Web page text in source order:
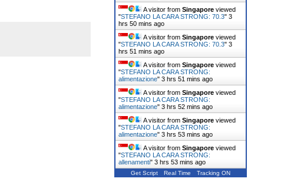
A visitor from Singapore viewed
"STEFANO LA CARA STRONG: 70.3" 3
hrs 50 mins ago
A visitor from Singapore viewed
"STEFANO LA CARA STRONG: 70.3" 3
hrs 51 mins ago
A visitor from Singapore viewed
"STEFANO LA CARA STRONG:
alimentazione" 3 hrs 51 mins ago
A visitor from Singapore viewed
"STEFANO LA CARA STRONG:
alimentazione" 3 hrs 52 mins ago
A visitor from Singapore viewed
"STEFANO LA CARA STRONG:
alimentazione" 3 hrs 53 mins ago
A visitor from Singapore viewed
"STEFANO LA CARA STRONG:
allenamenti" 3 hrs 53 mins ago
Get Script Real Time Tracking ON